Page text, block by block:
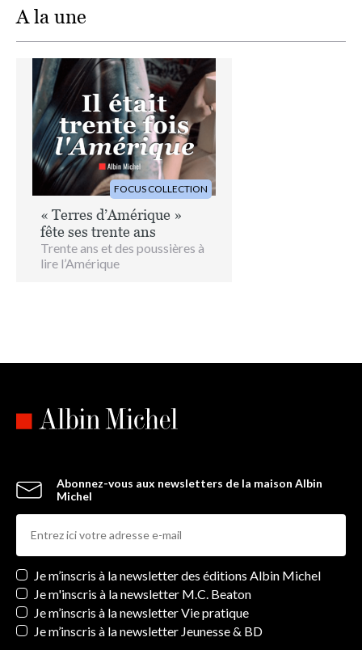
A la une
Image
FOCUS COLLECTION
« Terres d’Amérique »
fête ses trente ans
Trente ans et des poussières à
lire l’Amérique
Abonnez-vous aux newsletters de la maison Albin
Michel
Newsletters
Je m’inscris à la newsletter des éditions Albin Michel
Je m'inscris à la newsletter M.C. Beaton
Je m’inscris à la newsletter Vie pratique
Je m’inscris à la newsletter Jeunesse & BD